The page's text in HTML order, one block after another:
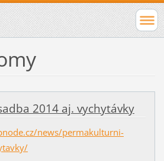
2014 aj. vychytávky
news/permakulturni-